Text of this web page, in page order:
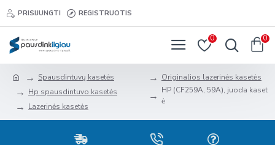
PRISIJUNGTI REGISTRUOTIS
0 0
Spausdintuvų kasetės
Hp spausdintuvo kasetės
Lazerinės kasetės
Originalios lazerinės kasetės
HP (CF259A, 59A), juoda kaset
ė